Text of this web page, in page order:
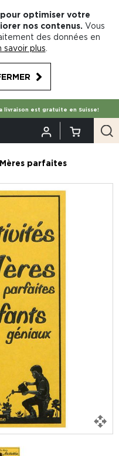
pour optimiser votre
nos contenus. Vous
des données en
savoir plus
livraison est gratuite en Suisse!
parfaites